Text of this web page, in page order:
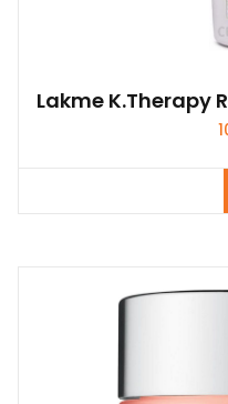
Lakme K.Therapy